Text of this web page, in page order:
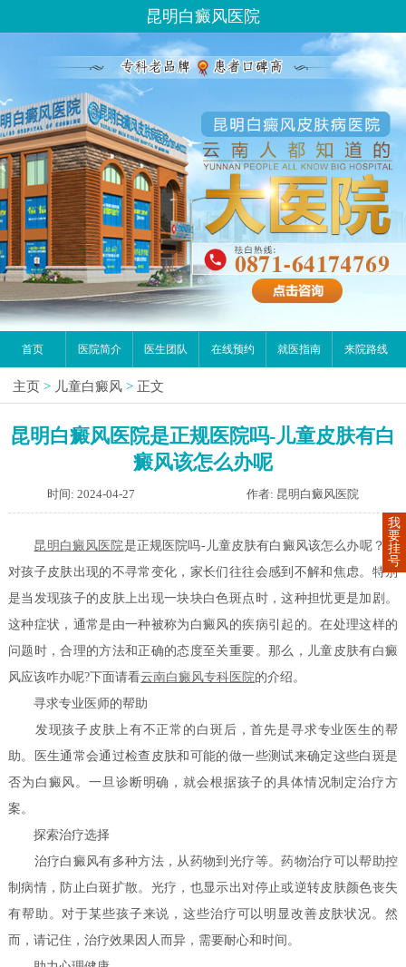
昆明白癜风医院
首页 医院简介 医生团队 在线预约 就医指南 来院路线
主页 > 儿童白癜风 > 正文
昆明白癜风医院是正规医院吗-儿童皮肤有白
癜风该怎么办呢
时间: 2024-04-27 作者: 昆明白癜风医院
昆明白癜风医院是正规医院吗-儿童皮肤有白癜风该怎么办呢？面
对孩子皮肤出现的不寻常变化，家长们往往会感到不解和焦虑。特别
是当发现孩子的皮肤上出现一块块白色斑点时，这种担忧更是加剧。
这种症状，通常是由一种被称为白癜风的疾病引起的。在处理这样的
问题时，合理的方法和正确的态度至关重要。那么，儿童皮肤有白癜
风应该咋办呢?下面请看云南白癜风专科医院的介绍。
寻求专业医师的帮助
发现孩子皮肤上有不正常的白斑后，首先是寻求专业医生的帮
助。医生通常会通过检查皮肤和可能的做一些测试来确定这些白斑是
否为白癜风。一旦诊断明确，就会根据孩子的具体情况制定治疗方
案。
探索治疗选择
治疗白癜风有多种方法，从药物到光疗等。药物治疗可以帮助控
制病情，防止白斑扩散。光疗，也显示出对停止或逆转皮肤颜色丧失
有帮助。对于某些孩子来说，这些治疗可以明显改善皮肤状况。然
而，请记住，治疗效果因人而异，需要耐心和时间。
我
要
挂
号